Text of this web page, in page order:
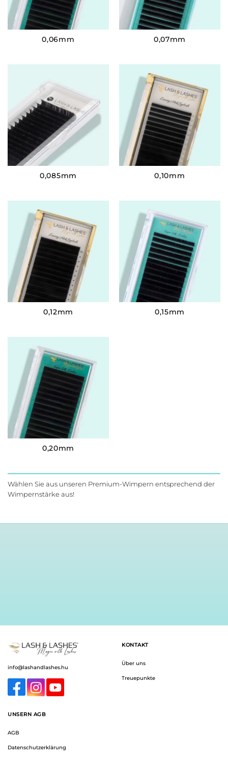
0,06mm 0,07mm
0,085mm 0,10mm
0,12mm 0,15mm
0,20mm
Wählen Sie aus unseren Premium-Wimpern entsprechend der
Wimpernstärke aus!
info@lashandlashes.hu
KONTAKT
Über uns
Treuepunkte
UNSERN AGB
AGB
Datenschutzerklärung